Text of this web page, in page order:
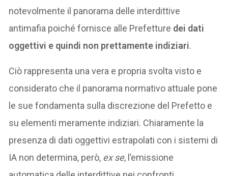
notevolmente il panorama delle interdittive
antimafia poiché fornisce alle Prefetture dei dati
oggettivi e quindi non prettamente indiziari.
Ciò rappresenta una vera e propria svolta visto e
considerato che il panorama normativo attuale pone
le sue fondamenta sulla discrezione del Prefetto e
su elementi meramente indiziari. Chiaramente la
presenza di dati oggettivi estrapolati con i sistemi di
IA non determina, però, ex se, l’emissione